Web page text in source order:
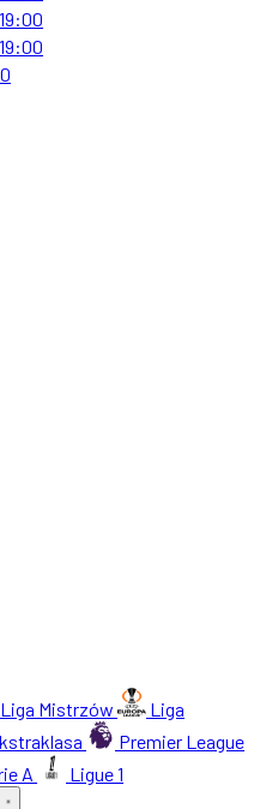
19:00
19:00
Liga Mistrzów
Liga
Premier League
A
Ligue 1